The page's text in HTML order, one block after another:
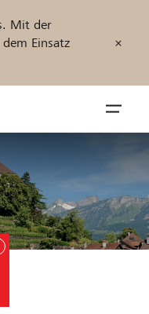
Mit der
Einsatz
öffnen